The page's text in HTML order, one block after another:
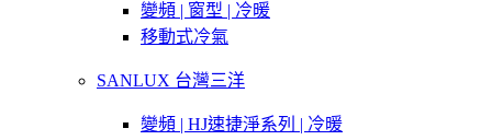
變頻 | 窗型 | 冷暖
移動式冷氣
SANLUX 台灣三洋
變頻 | HJ速捷淨系列 | 冷暖